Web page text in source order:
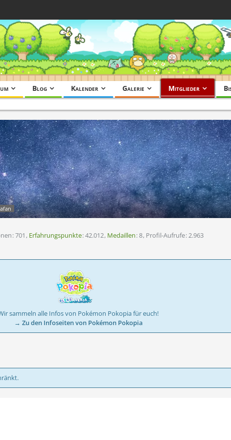
Blog Kalender Galerie Mitglieder
701 Erfahrungspunkte 42.012 Medaillen 8 Profil-Aufrufe 2.963
sammeln alle Infos von Pokémon Pokopia für euch!
→ Zu den Infoseiten von Pokémon Pokopia